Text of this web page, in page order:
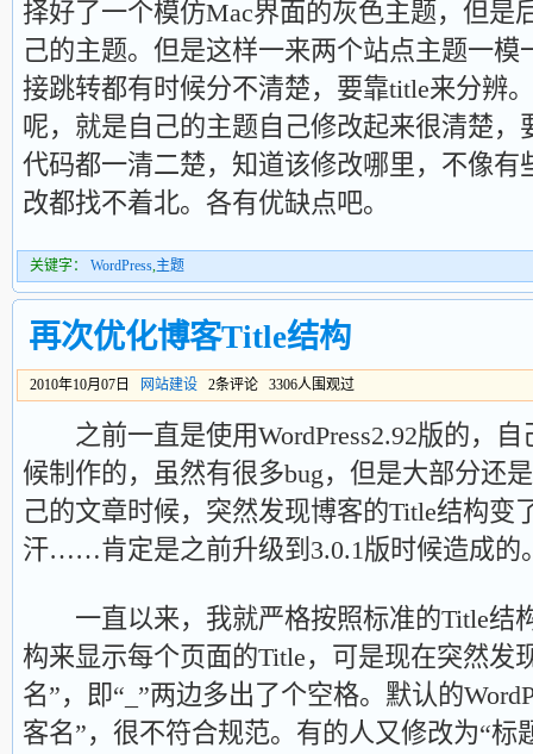
择好了一个模仿Mac界面的灰色主题，但是
己的主题。但是这样一来两个站点主题一
接跳转都有时候分不清楚，要靠title来分辨
呢，就是自己的主题自己修改起来很清楚，
代码都一清二楚，知道该修改哪里，不像有
改都找不着北。各有优缺点吧。
关键字： WordPress,主题
再次优化博客Title结构
2010年10月07日 网站建设 2条评论 3306人围观过
之前一直是使用WordPress2.92版的，自
候制作的，虽然有很多bug，但是大部分还
己的文章时候，突然发现博客的Title结构变
汗……肯定是之前升级到3.0.1版时候造成的
一直以来，我就严格按照标准的Title结
构来显示每个页面的Title，可是现在突然发
名”，即“_”两边多出了个空格。默认的
客名”，很不符合规范。有的人又修改为“标